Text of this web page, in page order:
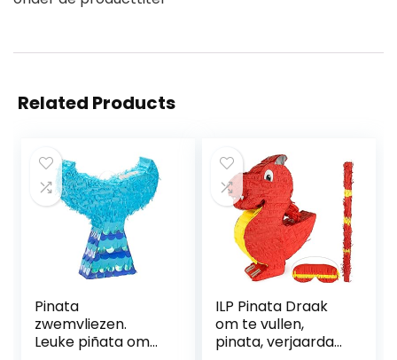
Related Products
Pinata
zwemvliezen.
Leuke piñata om
ILP Pinata Draak
om te vullen,
pinata, verjaardag,